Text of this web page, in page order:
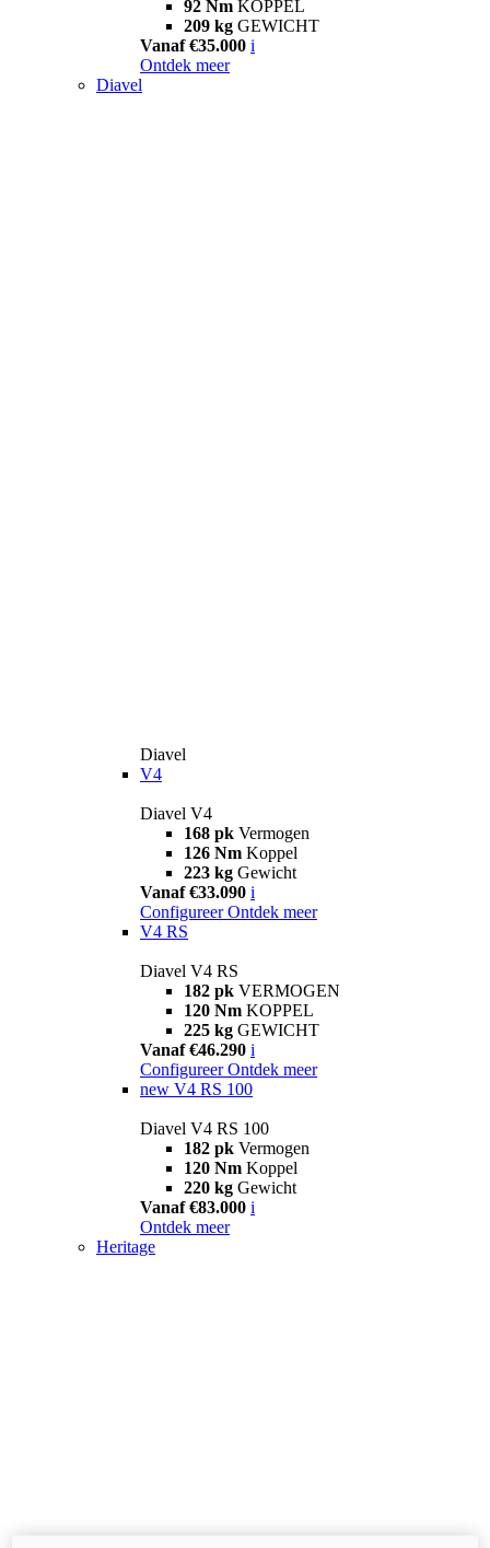
92 Nm KOPPEL
209 kg GEWICHT
Vanaf €35.000 i
Ontdek meer
Diavel
Diavel
V4
Diavel V4
168 pk Vermogen
126 Nm Koppel
223 kg Gewicht
Vanaf €33.090 i
Configureer Ontdek meer
V4 RS
Diavel V4 RS
182 pk VERMOGEN
120 Nm KOPPEL
225 kg GEWICHT
Vanaf €46.290 i
Configureer Ontdek meer
new V4 RS 100
Diavel V4 RS 100
182 pk Vermogen
120 Nm Koppel
220 kg Gewicht
Vanaf €83.000 i
Ontdek meer
Heritage